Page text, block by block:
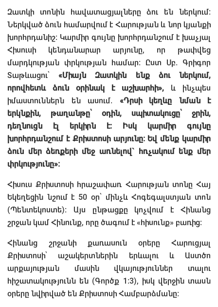
Զատկի տոնին հավատացյալները ձու են ներկում:
Ներկված ձուն համարվում է Հարության և նոր կյանքի
խորհրդանիշ: Կարմիր գույնը խորհրդանշում է խաչյալ
Հիսուսի կենդանարար արյունը, որ թափվեց
մարդկության փրկության համար: Ըստ Սբ. Գրիգոր
Տաթևացու՝«Միայն Զատկին ենք ձու ներկում,
որովհետև ձուն օրինակ է աշխարհի», և ինչպես
իմաստուններն են ասում. «Դրսի կեղևը նման է
երկնքին, թաղանթը՝ օդին, սպիտակուցը՝ ջրին,
դեղնուցն էլ երկիրն է: Իսկ կարմիր գույնը
խորհրդանշում է Քրիստոսի արյունը: Եվ մենք կարմիր
ձուն մեր ձեռքերի մեջ առնելով` հռչակում ենք մեր
փրկությունը»:
Հիսուս Քրիստոսի հրաշափառ Հարության տոնը Հայ
Եկեղեցին նշում է 50 օր՝ մինչև Հոգեգալստյան տոն
(Պենտեկոստե): Այս ընթացքը կոչվում է Հինանց
շրջան կամ Հինունք, որը ծագում է «հիսունք» բառից:
Հինանց շրջանի քառասուն օրերը Հարուցյալ
Քրիստոսի՝ աշակերտներին երևալու և Աստծո
արքայության մասին վկայություններ տալու
հիշատակությունն են (Գործք 1:3), իսկ վերջին տասն
օրերը նվիրված են Քրիստոսի Համբարձմանը: